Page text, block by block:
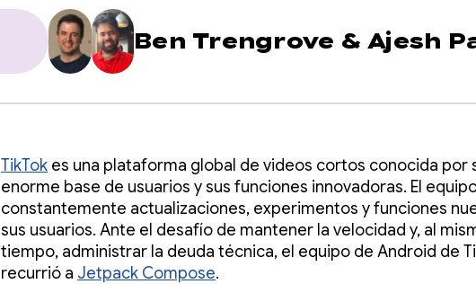
Ben Trengrove & Ajesh
TikTok es una plataforma global de videos cortos conocida por
enorme base de usuarios y sus funciones innovadoras. El
constantemente actualizaciones, experimentos y funciones
sus usuarios. Ante el desafío de mantener la velocidad y, al
tiempo, administrar la deuda técnica, el equipo de Android de
recurrió a Jetpack Compose.